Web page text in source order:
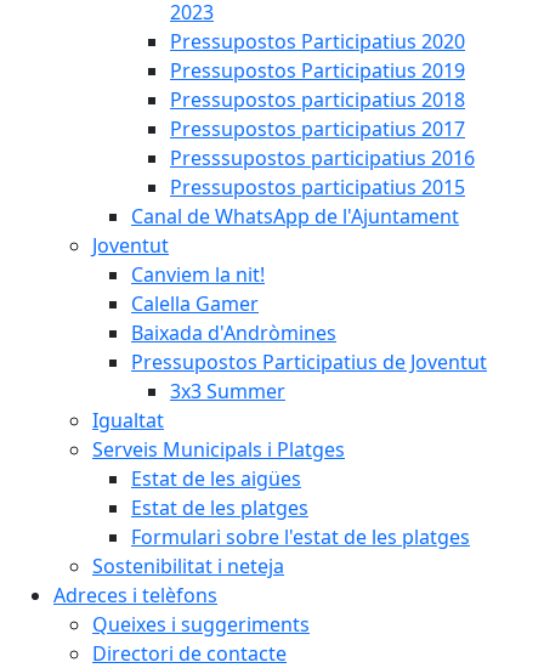
2023
Pressupostos Participatius 2020
Pressupostos Participatius 2019
Pressupostos participatius 2018
Pressupostos participatius 2017
Presssupostos participatius 2016
Pressupostos participatius 2015
Canal de WhatsApp de l'Ajuntament
Joventut
Canviem la nit!
Calella Gamer
Baixada d'Andròmines
Pressupostos Participatius de Joventut
3x3 Summer
Igualtat
Serveis Municipals i Platges
Estat de les aigües
Estat de les platges
Formulari sobre l'estat de les platges
Sostenibilitat i neteja
Adreces i telèfons
Queixes i suggeriments
Directori de contacte